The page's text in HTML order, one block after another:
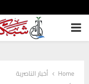
PRIMARY
Home
أخبار الناصرية